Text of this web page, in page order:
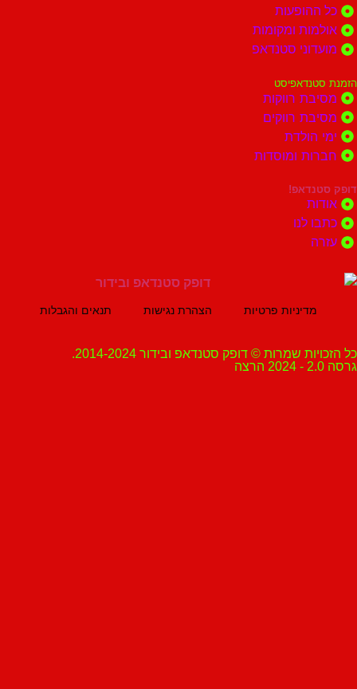
ומקומות
סטנדאפ
רווקות
רווקים
ומוסדות
לנו
מדיניות פרטיות הצהרת נגישות תנאים והגבלות
שמרות © דופק סטנדאפ ובידור 2014-2024.